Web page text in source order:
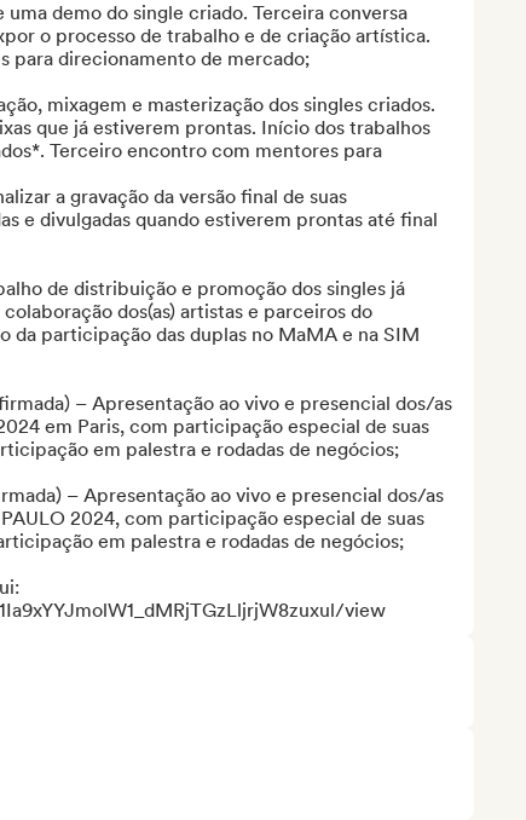
demo do single criado. Terceira conversa
o processo de trabalho e de criação artística.
para direcionamento de mercado;
mixagem e masterização dos singles criados.
que já estiverem prontas. Início dos trabalhos
Terceiro encontro com mentores para
a gravação da versão final de suas
e divulgadas quando estiverem prontas até final
de distribuição e promoção dos singles já
dos(as) artistas e parceiros do
da participação das duplas no MaMA e na SIM
– Apresentação ao vivo e presencial dos/as
em Paris, com participação especial de suas
em palestra e rodadas de negócios;
– Apresentação ao vivo e presencial dos/as
2024, com participação especial de suas
em palestra e rodadas de negócios;
view